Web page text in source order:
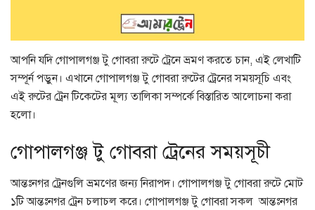
আপনি যদি গোপালগঞ্জ টু গোবরা রুটে ট্রেনে ভ্রমণ করতে চান, এই লেখাটি
সম্পূর্ন পড়ুন। এখানে গোপালগঞ্জ টু গোবরা রুটের ট্রেনের সময়সূচি এবং
এই রুটের ট্রেন টিকেটের মূল্য তালিকা সম্পর্কে বিস্তারিত আলোচনা করা
হলো।
গোপালগঞ্জ টু গোবরা ট্রেনের সময়সূচী
আন্তঃনগর ট্রেনগুলি ভ্রমণের জন্য নিরাপদ। গোপালগঞ্জ টু গোবরা রুটে মোট
১টি আন্তঃনগর ট্রেন চলাচল করে। গোপালগঞ্জ টু গোবরা সকল আন্তঃনগর